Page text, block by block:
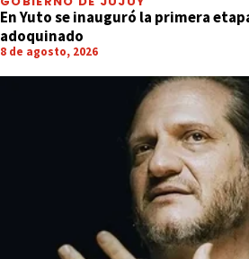
En Yuto se inauguró la primera
adoquinado
8 de agosto, 2026